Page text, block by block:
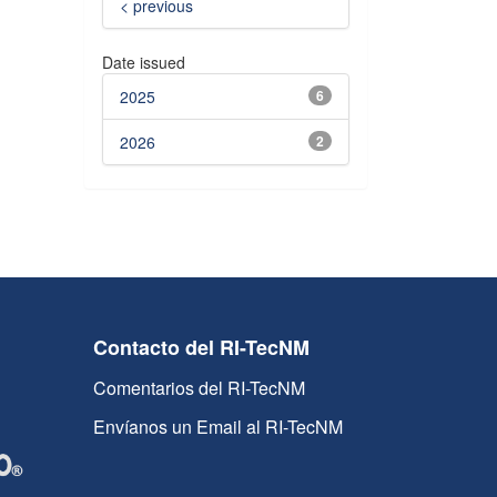
< previous
Date issued
6
2025
2
2026
Contacto del RI-TecNM
Comentarios del RI-TecNM
Envíanos un Email al RI-TecNM